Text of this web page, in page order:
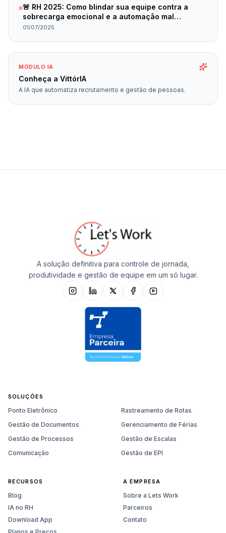
🚨 RH 2025: Como blindar sua equipe contra a
sobrecarga emocional e a automação mal
planejada
01/07/2025
MÓDULO IA
Conheça a VittórIA
A IA que automatiza recrutamento e gestão de pessoas.
A solução definitiva para controle de jornada,
produtividade e gestão de equipe em um só lugar.
SOLUÇÕES
Ponto Eletrônico
Rastreamento de Rotas
Gestão de Documentos
Gerenciamento de Férias
Gestão de Processos
Gestão de Escalas
Comunicação
Gestão de EPI
RECURSOS
Blog
IA no RH
Download App
A EMPRESA
Sobre a Lets Work
Parceiros
Contato